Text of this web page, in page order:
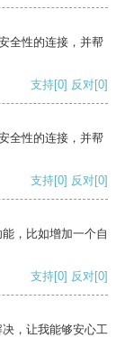
全性的连接，并帮
支持[0] 反对[0]
全性的连接，并帮
支持[0] 反对[0]
，比如增加一个自
支持[0] 反对[0]
，让我能够安心工